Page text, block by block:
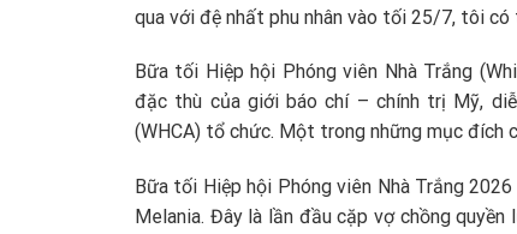
qua với đệ nhất phu nhân vào tối 25/7, tôi có
Bữa tối Hiệp hội Phóng viên Nhà Trắng
đặc thù của giới báo chí – chính trị Mỹ,
(WHCA) tổ chức. Một trong những mục đích
Bữa tối Hiệp hội Phóng viên Nhà Trắng
Melania. Đây là lần đầu cặp vợ chồng